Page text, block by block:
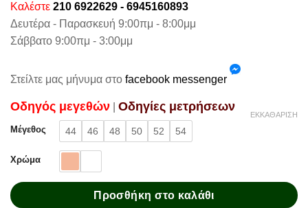
Καλέστε 210 6922629 - 6945160893
Δευτέρα - Παρασκευή 9:00πμ - 8:00μμ
Σάββατο 9:00πμ - 3:00μμ
Στείλτε μας μήνυμα στο facebook messenger
Oδηγός μεγεθών Oδηγίες μετρήσεων
Μέγεθος 44 46 48 50 52 54
Χρώμα
ΕΚΚΑΘΆΡΙΣΗ
Προσθήκη στο καλάθι